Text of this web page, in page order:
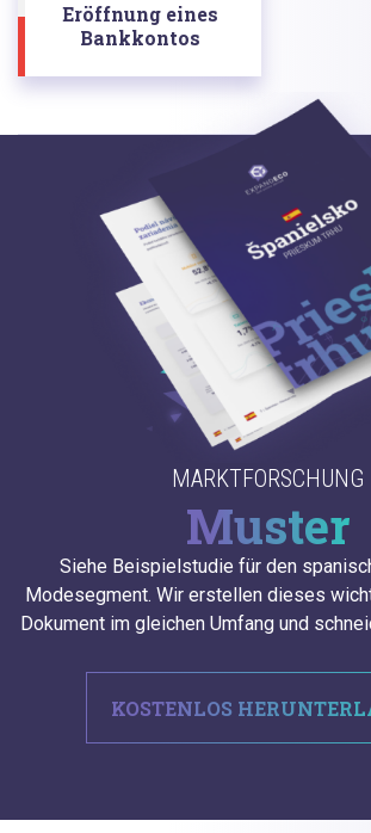
Eröffnung eines
Bankkontos
MARKTFORSCHUNG
Muster
Siehe Beispielstudie für den
Modesegment. Wir erstellen dieses
Dokument im gleichen Umfang und
KOSTENLOS